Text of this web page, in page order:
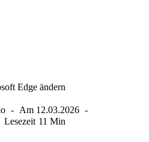
Edge ändern
Am 12.03.2026
Lesezeit 11 Min